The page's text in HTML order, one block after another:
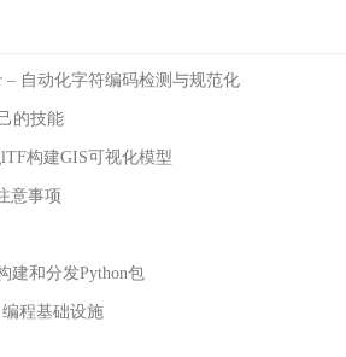
– 自动化字符编码检测与规范化
的技能
构建GIS可视化模型
意事项
建和分发Python包
编程基础设施